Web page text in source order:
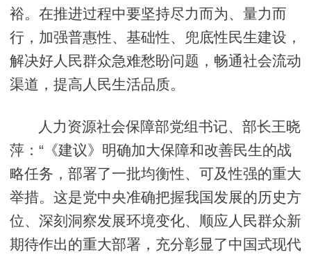
裕。在推进过程中要坚持尽力而为、量力而
行，加强普惠性、基础性、兜底性民生建设，
解决好人民群众急难愁盼问题，畅通社会流动
渠道，提高人民生活品质。
人力资源社会保障部党组书记、部长王晓
萍：“《建议》明确加大保障和改善民生的战
略任务，部署了一批均衡性、可及性强的重大
举措。这是党中央准确把握我国发展的历史方
位、深刻洞察发展环境变化、顺应人民群众新
期待作出的重大部署，充分彰显了中国式现代